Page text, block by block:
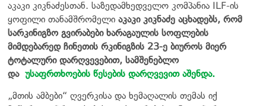
აკაკი კიკნაძესთან. საზედამხედველო კომპანია ILF-ის
ყოფილი თანამშრომელი აკაკი კიკნაძე აცხადებს, რომ
სარკინიგზო გვირაბები ხარაგაულის სოფლების
მიმდებარედ ჩინეთის რკინიგზის 23-ე ბიუროს მიერ
ტოტალური დარღვევებით, სამშენებლო
და უსაფრთხოების წესების დარღვევით აშენდა.
„მთის ამბები“ ღვერკისა და ხემაღალის თემას იქ